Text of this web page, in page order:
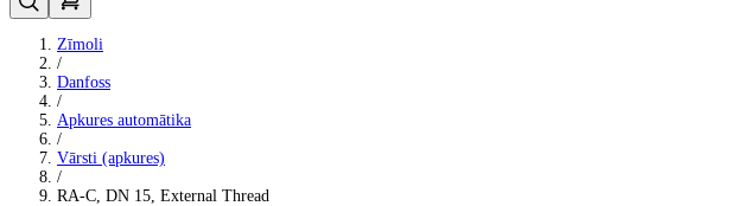
Zīmoli
/
Danfoss
/
Apkures automātika
/
Vārsti (apkures)
/
RA-C, DN 15, External Thread